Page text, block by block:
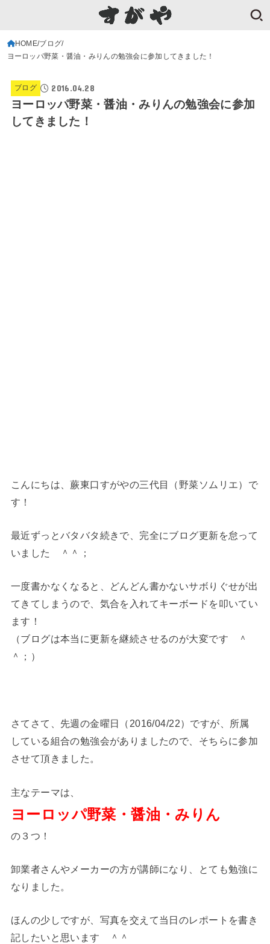
HOME ブログ
ヨーロッパ野菜・醤油・みりんの勉強会に参加してきました！
ブログ 2016.04.28
ヨーロッパ野菜・醤油・みりんの勉強会に参加
してきました！
こんにちは、蕨東口すがやの三代目（野菜ソムリエ）で
す！
最近ずっとバタバタ続きで、完全にブログ更新を怠って
いました ＾＾；
一度書かなくなると、どんどん書かないサボりぐせが出
てきてしまうので、気合を入れてキーボードを叩いてい
ます！
（ブログは本当に更新を継続させるのが大変です ＾
＾；）
さてさて、先週の金曜日（2016/04/22）ですが、所属
している組合の勉強会がありましたので、そちらに参加
させて頂きました。
主なテーマは、
ヨーロッパ野菜・醤油・みりん
の３つ！
卸業者さんやメーカーの方が講師になり、とても勉強に
なりました。
ほんの少しですが、写真を交えて当日のレポートを書き
記したいと思います ＾＾